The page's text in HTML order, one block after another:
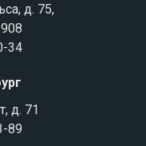
д. 75,
34
д. 71
89